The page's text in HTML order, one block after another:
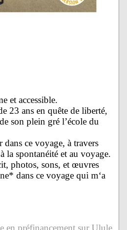
et accessible.
23 ans en quête de liberté,
son plein gré l’école du
dans ce voyage, à travers
la spontanéité et au voyage.
photos, sons, et œuvres
dans ce voyage qui m‘a